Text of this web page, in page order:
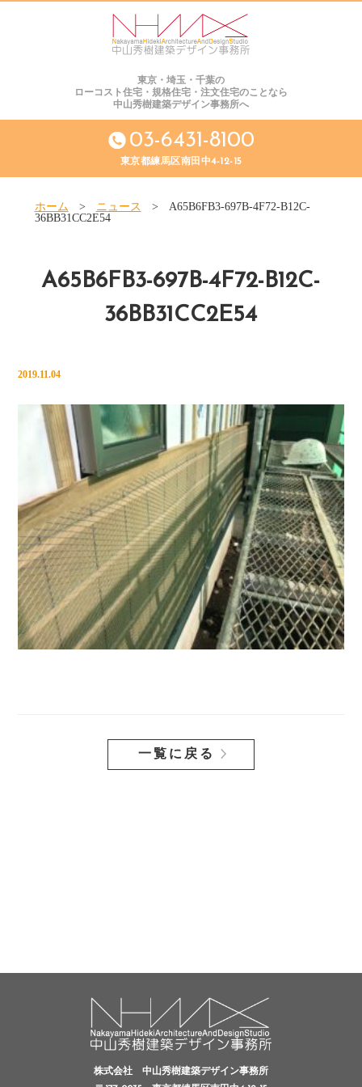
東京・埼玉・千葉の
ローコスト住宅・規格住宅・注文住宅のことなら
中山秀樹建築デザイン事務所へ
03-6431-8100
東京都練馬区南田中4-12-15
ホーム > ニュース >
A65B6FB3-697B-4F72-B12C-
36BB31CC2E54
A65B6FB3-697B-4F72-B12C-
36BB31CC2E54
2019.11.04
一覧に戻る
株式会社 中山秀樹建築デザイン事務所